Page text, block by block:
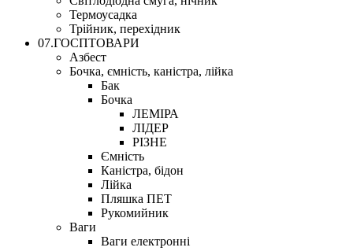
Термоусадка
Трійник, перехідник
07.ГОСПТОВАРИ
Азбест
Бочка, ємність, каністра, лійка
Бак
Бочка
ЛЕМІРА
ЛІДЕР
РІЗНЕ
Ємність
Каністра, бідон
Лійка
Пляшка ПЕТ
Рукомийник
Ваги
Ваги електронні